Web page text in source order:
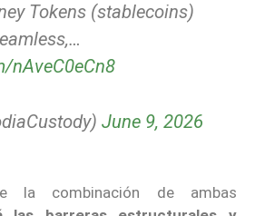
Tokens (stablecoins)
nAveC0eCn8
June 9, 2026
la combinación de ambas